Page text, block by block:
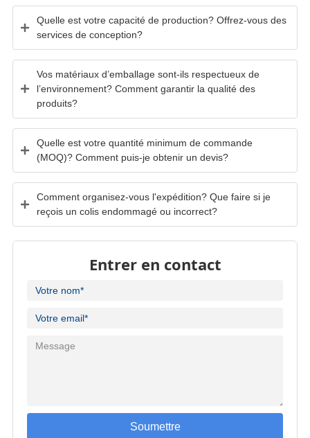
Quelle est votre capacité de production? Offrez-vous des
services de conception?
Vos matériaux d’emballage sont-ils respectueux de
l’environnement? Comment garantir la qualité des
produits?
Quelle est votre quantité minimum de commande
(MOQ)? Comment puis-je obtenir un devis?
Comment organisez-vous l'expédition? Que faire si je
reçois un colis endommagé ou incorrect?
Entrer en contact
Soumettre